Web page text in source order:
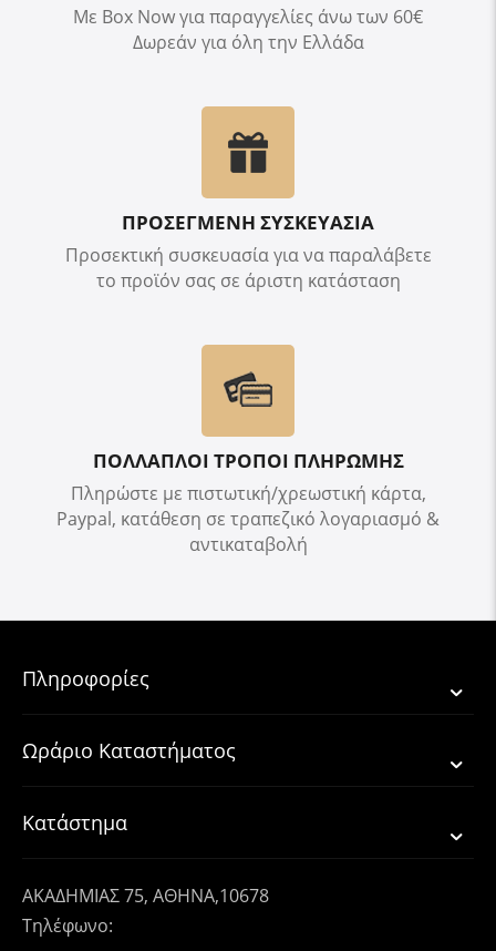
Με Box Now για παραγγελίες άνω των 60€
Δωρεάν για όλη την Ελλάδα
ΠΡΟΣΕΓΜΕΝΗ ΣΥΣΚΕΥΑΣΙΑ
Προσεκτική συσκευασία για να παραλάβετε
το προϊόν σας σε άριστη κατάσταση
ΠΟΛΛΑΠΛΟΙ ΤΡΟΠΟΙ ΠΛΗΡΩΜΗΣ
Πληρώστε με πιστωτική/χρεωστική κάρτα,
Paypal, κατάθεση σε τραπεζικό λογαριασμό &
αντικαταβολή
Πληροφορίες
Ωράριο Καταστήματος
Κατάστημα
ΑΚΑΔΗΜΙΑΣ 75, ΑΘΗΝΑ,10678
Τηλέφωνο: